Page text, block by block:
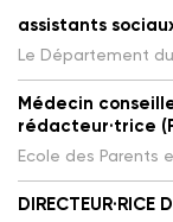
assistants
Le Département
Médecin
rédacteur·trice
Ecole des Parents
DIRECTEUR·RICE